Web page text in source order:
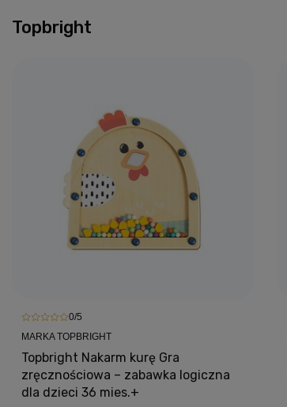
Topbright
0/5
MARKA TOPBRIGHT
Topbright Nakarm kurę Gra
zręcznościowa – zabawka logiczna
dla dzieci 36 mies.+